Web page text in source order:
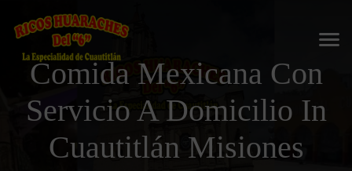
Comida Mexicana Con
Servicio A Domicilio In
Cuautitlán Misiones